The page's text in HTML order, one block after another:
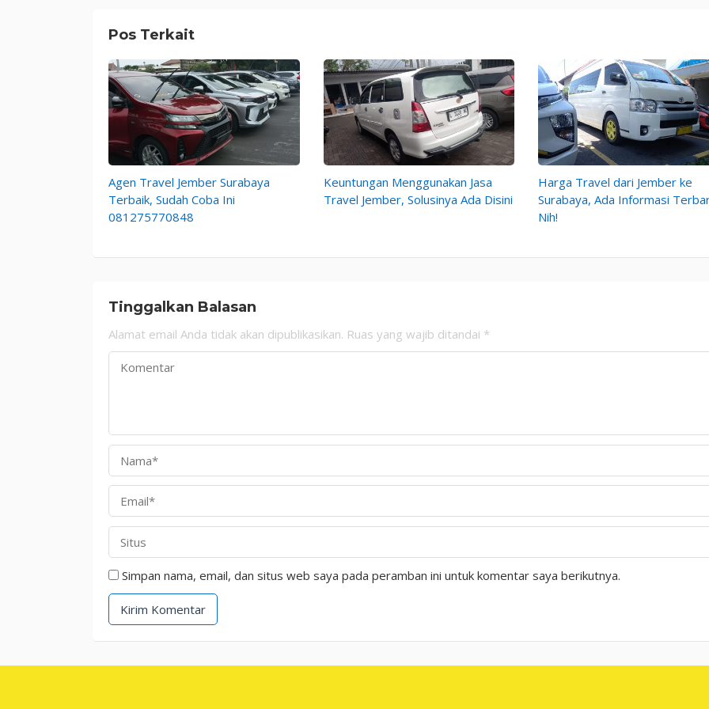
Pos Terkait
Agen Travel Jember Surabaya
Terbaik, Sudah Coba Ini
081275770848
Keuntungan Menggunakan Jasa
Travel Jember, Solusinya Ada Disini
Harga Travel dari Jember ke
Surabaya, Ada Informasi
Nih!
Tinggalkan Balasan
Alamat email Anda tidak akan dipublikasikan. Ruas yang wajib ditandai *
Simpan nama, email, dan situs web saya pada peramban ini untuk komentar saya berikutnya.